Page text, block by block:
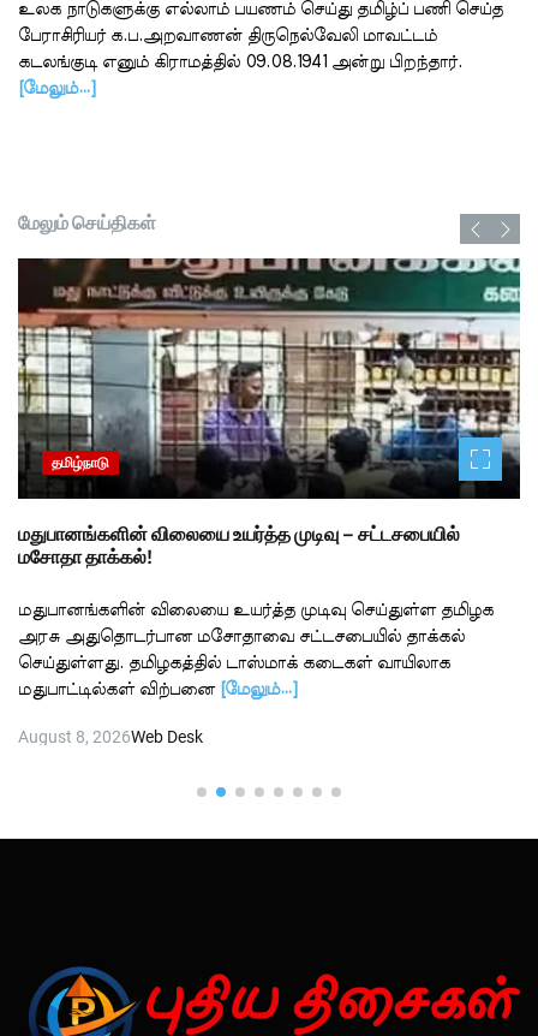
உலக நாடுகளுக்கு எல்லாம் பயணம் செய்து தமிழ்ப் பணி செய்த
பேராசிரியர் க.ப.அறவாணன் திருநெல்வேலி மாவட்டம்
கடலங்குடி எனும் கிராமத்தில் 09.08.1941 அன்று பிறந்தார்.
[மேலும்…]
மேலும் செய்திகள்
தமிழ்நாடு
மதுபானங்களின் விலையை உயர்த்த முடிவு – சட்டசபையில்
மசோதா தாக்கல்!
மதுபானங்களின் விலையை உயர்த்த முடிவு செய்துள்ள தமிழக
அரசு அதுதொடர்பான மசோதாவை சட்டசபையில் தாக்கல்
செய்துள்ளது. தமிழகத்தில் டாஸ்மாக் கடைகள் வாயிலாக
மதுபாட்டில்கள் விற்பனை [மேலும்…]
August 8, 2026Web Desk